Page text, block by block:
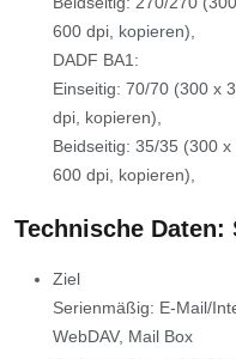
600 dpi, kopieren),
DADF BA1:
Einseitig: 70/70 (300 x
dpi, kopieren),
Beidseitig: 35/35 (300
600 dpi, kopieren),
Technische Daten:
Ziel
Serienmäßig: E-Mail/
WebDAV, Mail Box